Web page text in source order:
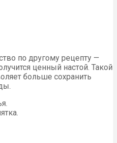
по другому рецепту —
ценный настой. Такой
больше сохранить